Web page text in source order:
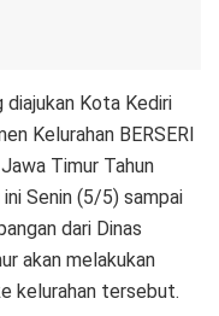
diajukan Kota Kediri
Kelurahan BERSERI
Timur Tahun
Senin (5/5) sampai
dari Dinas
akan melakukan
kelurahan tersebut.